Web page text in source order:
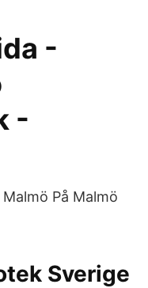
-
-
På Malmö
Sverige